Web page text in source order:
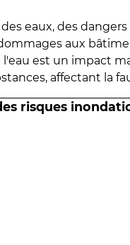
eaux, des
aux
est un impact
affectant la
risques